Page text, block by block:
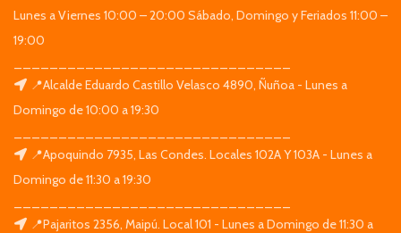
Lunes a Viernes 10:00 – 20:00 Sábado, Domingo y Feriados 11:00 –
19:00
📍Alcalde Eduardo Castillo Velasco 4890, Ñuñoa - Lunes a
Domingo de 10:00 a 19:30
📍Apoquindo 7935, Las Condes. Locales 102A Y 103A - Lunes a
Domingo de 11:30 a 19:30
📍Pajaritos 2356, Maipú. Local 101 - Lunes a Domingo de 11:30 a